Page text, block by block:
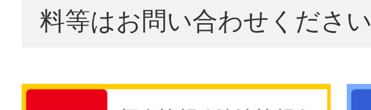
料等はお問い合わせください